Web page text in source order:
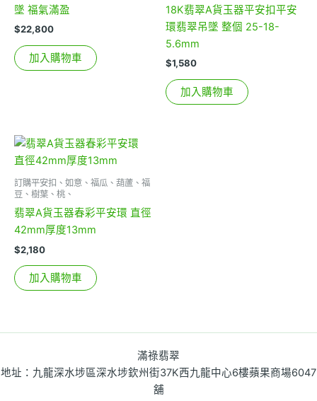
墜 福氣滿盈
$22,800
加入購物車
18K翡翠A貨玉器平安扣平安
環翡翠吊墜 整個 25-18-
5.6mm
$1,580
加入購物車
訂購平安扣、如意、福瓜、葫蘆、福
豆、樹葉、桃、
翡翠A貨玉器春彩平安環 直徑
42mm厚度13mm
$2,180
加入購物車
滿祿翡翠
地址：九龍深水埗區深水埗欽州街37K西九龍中心6樓蘋果商場6047
舖